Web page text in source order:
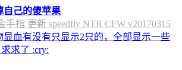
自己的傻苹果
手指 更新 speedfly NTR CFW v20170315
显血有没有只显示2只的，全部显示一些
求了 :cry: